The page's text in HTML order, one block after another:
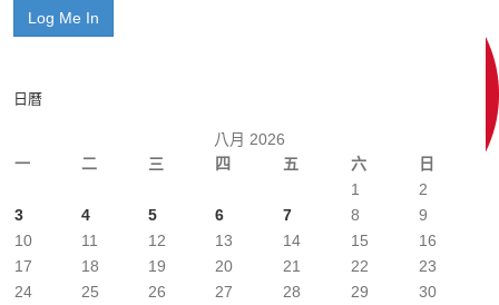
日曆
八月 2026
一
二 三 四 五 六 日
1
2
3
4 5 6 7 8
9
10
11 12 13 14 15
16
17
18 19 20 21 22
23
24
25 26 27 28 29
30